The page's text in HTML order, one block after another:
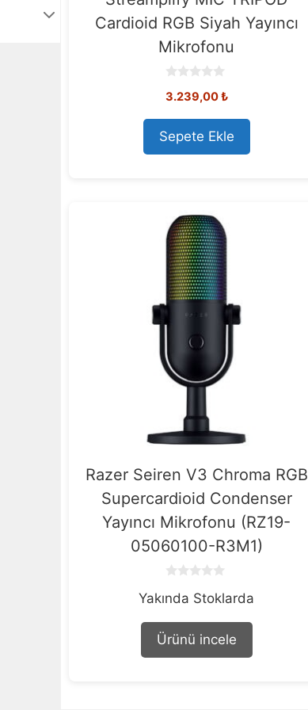
Cardioid RGB Siyah Yayıncı
Mikrofonu
o
t
o
f
5
3.239,00₺
Sepete Ekle
Razer Seiren V3 Chroma RGB
Supercardioid Condenser
Yayıncı Mikrofonu (RZ19-
05060100-R3M1)
o
t
o
f
Yakında Stoklarda
Ürünü incele